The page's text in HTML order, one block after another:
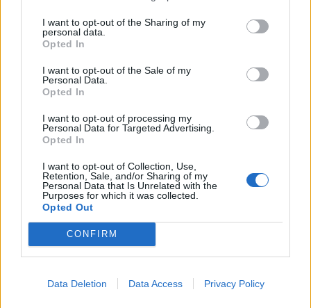
I want to opt-out of the Sharing of my
personal data.
Opted In
I want to opt-out of the Sale of my
Personal Data.
Opted In
I want to opt-out of processing my
Personal Data for Targeted Advertising.
Opted In
I want to opt-out of Collection, Use,
Retention, Sale, and/or Sharing of my
Personal Data that Is Unrelated with the
Purposes for which it was collected.
Opted Out
CONFIRM
Data Deletion Data Access Privacy Policy
τραγούδι να ξεχωρίζει και γιατί κάποια τραγούδια
είναι εύκολο να τα θυμάσαι και ήθελα να το
εξερευνήσω αυτό σε αυτό το βιβλίο»
, αναφέρει ο Dr.
Byron.«Για μένα, ως ψυχολόγο, είναι
ιντριγκαδόρικο το γιατί θυμόμαστε ένα τραγούδι,
επειδή υπάρχουν πολλά πράγματα που δεν
θυμόμαστε καθόλου.Με το ζόρι θυμόμαστε τι
κάναμε πριν από μια εβδομάδα, οπότε για να
θυμούνται οι άνθρωποι οτιδήποτε, πρέπει να
υπάρχει κάτι ιδιαίτερο σε αυτό
Ουσιαστικά, τα τραγούδια που κολλάνε στο μυαλό